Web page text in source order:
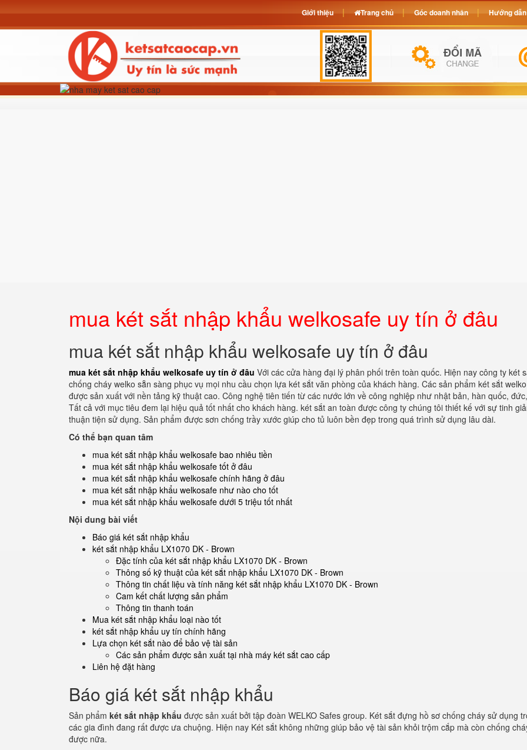
mua két sắt nhập khẩu welkosafe uy tín ở đâu
mua két sắt nhập khẩu welkosafe uy tín ở đâu
mua két sắt nhập khẩu welkosafe uy tín ở đâu Với các cửa hàng đại lý phân phối trên toàn quốc. Hiện nay công ty két
chống cháy welko sẵn sàng phục vụ mọi nhu cầu chọn lựa két sắt văn phòng của khách hàng. Các sản phẩm két sắt
được sản xuất với nền tảng kỹ thuật cao. Công nghệ tiên tiến từ các nước lớn về công nghiệp như nhật bản, hàn quốc,
Tất cả với mục tiêu đem lại hiệu quả tốt nhất cho khách hàng. két sắt an toàn được công ty chúng tôi thiết kế với sự tinh
thuận tiện sử dụng. Sản phẩm được sơn chống trầy xước giúp cho tủ luôn bền đẹp trong quá trình sử dụng lâu dài.
Có thể bạn quan tâm
mua két sắt nhập khẩu welkosafe bao nhiêu tiền
mua két sắt nhập khẩu welkosafe tốt ở đâu
mua két sắt nhập khẩu welkosafe chính hãng ở đâu
mua két sắt nhập khẩu welkosafe như nào cho tốt
mua két sắt nhập khẩu welkosafe dưới 5 triệu tốt nhất
Nội dung bài viết
Báo giá két sắt nhập khẩu
két sắt nhập khẩu LX1070 DK - Brown
Đặc tính của két sắt nhập khẩu LX1070 DK - Brown
Thông số kỹ thuật của két sắt nhập khẩu LX1070 DK - Brown
Thông tin chất liệu và tính năng két sắt nhập khẩu LX1070 DK - Brown
Cam kết chất lượng sản phẩm
Thông tin thanh toán
Mua két sắt nhập khẩu loại nào tốt
két sắt nhập khẩu uy tín chính hãng
Lựa chọn két sắt nào để bảo vệ tài sản
Các sản phẩm được sản xuất tại nhà máy két sắt cao cấp
Liên hệ đặt hàng
Báo giá két sắt nhập khẩu
Sản phẩm két sắt nhập khẩu được sản xuất bởi tập đoàn WELKO Safes group. Két sắt đựng hồ sơ chống cháy sử dụng
các gia đình đang rất được ưa chuộng. Hiện nay Két sắt không những giúp bảo vệ tài sản khỏi trộm cắp mà còn chống
được nữa.
Giới thiệu Trang chủ Góc doanh nhân Hướng